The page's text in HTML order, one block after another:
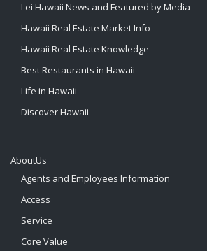
Lei Hawaii News and Featured by Media
Hawaii Real Estate Market Info
Hawaii Real Estate Knowledge
Best Restaurants in Hawaii
Life in Hawaii
Discover Hawaii
AboutUs
Agents and Employees Information
Access
Service
Core Value